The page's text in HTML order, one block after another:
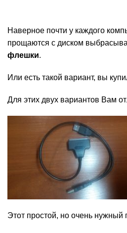
Наверное почти у каждого
прощаются с диском
флешки.
Или есть такой вариант, вы
Для этих двух вариантов Вам
Этот простой, но очень нужный